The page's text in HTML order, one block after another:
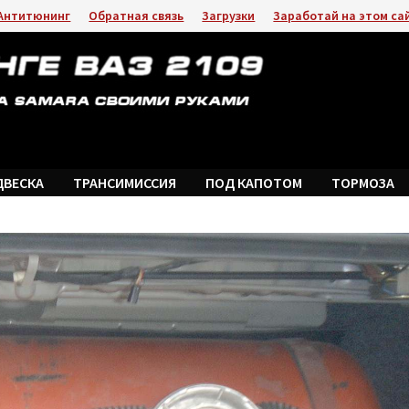
Обратная связь Загрузки Заработай на этом
ТРАНСИМИССИЯ ПОД КАПОТОМ ТОРМОЗА